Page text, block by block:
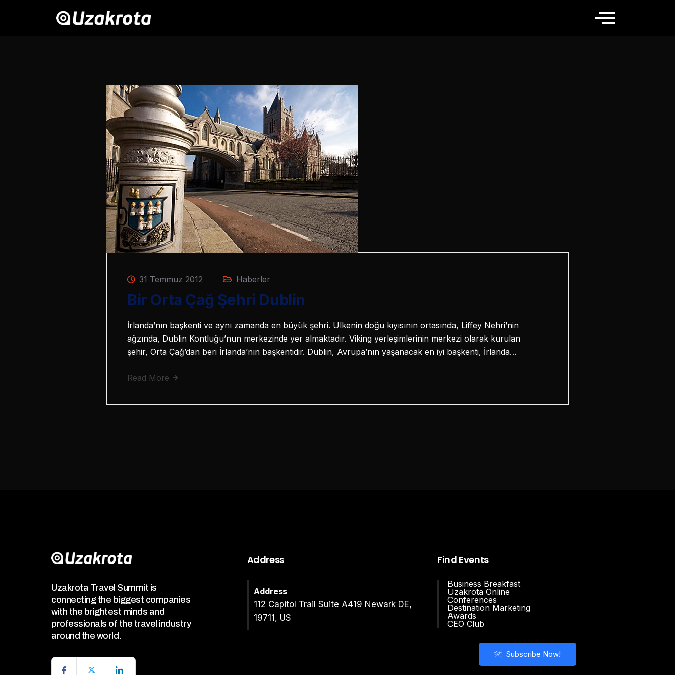
31 Temmuz 2012 Haberler
Bir Orta Çağ Şehri Dublin
İrlanda’nın başkenti ve aynı zamanda en büyük şehri. Ülkenin doğu kıyısının ortasında, Liffey Nehri’nin
ağzında, Dublin Kontluğu’nun merkezinde yer almaktadır. Viking yerleşimlerinin merkezi olarak kurulan
şehir, Orta Çağ’dan beri İrlanda’nın başkentidir. Dublin, Avrupa’nın yaşanacak en iyi başkenti, İrlanda…
Read More
Uzakrota Travel Summit is
connecting the biggest companies
with the brightest minds and
professionals of the travel industry
around the world.
Address
Address
112 Capitol Trail Suite A419 Newark DE,
19711, US
Find Events
Business Breakfast
Uzakrota Online
Conferences
Destination Marketing
Awards
CEO Club
Subscribe Now!